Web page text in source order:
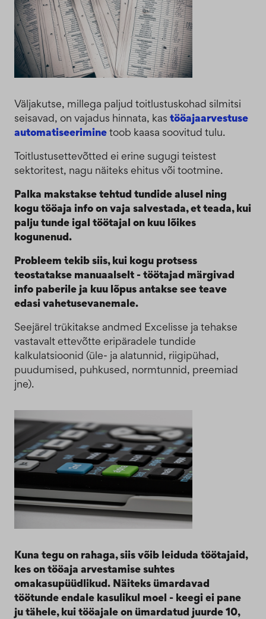
Väljakutse, millega paljud toitlustuskohad silmitsi
seisavad, on vajadus hinnata, kas tööajaarvestuse
automatiseeriminetoob kaasa soovitud tulu.
Toitlustusettevõtted ei erine sugugi teistest
sektoritest, nagu näiteks ehitus või tootmine.
Palka makstakse tehtud tundide alusel ning
kogu tööaja info on vaja salvestada, et teada, kui
palju tunde igal töötajal on kuu lõikes
kogunenud.
Probleem tekib siis, kui kogu protsess
teostatakse manuaalselt - töötajad märgivad
info paberile ja kuu lõpus antakse see teave
edasi vahetusevanemale.
Seejärel trükitakse andmed Excelisse ja tehakse
vastavalt ettevõtte eripäradele tundide
kalkulatsioonid (üle- ja alatunnid, riigipühad,
puudumised, puhkused, normtunnid, preemiad
jne).
Kuna tegu on rahaga, siis võib leiduda töötajaid,
kes on tööaja arvestamise suhtes
omakasupüüdlikud. Näiteks ümardavad
töötunde endale kasulikul moel - keegi ei pane
ju tähele, kui tööajale on ümardatud juurde 10,